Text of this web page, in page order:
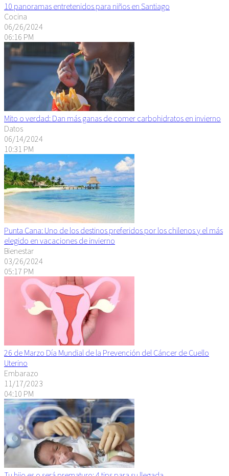
10 panoramas entretenidos para niños en Santiago
Cocina
06/26/2024
06:16 PM
Mito o verdad: Dan más ganas de comer carbohidratos en invierno
Datos
06/14/2024
10:31 PM
Punta Cana: Uno de los destinos preferidos por los chilenos y el más
elegido en vacaciones de invierno
Bienestar
03/26/2024
05:17 PM
26 de Marzo Día Mundial de la Prevención del Cáncer de Cuello
Uterino
Embarazo
11/17/2023
04:10 PM